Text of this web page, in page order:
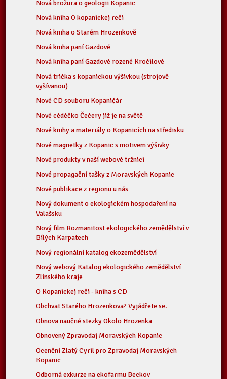
Nová brožura o geologii Kopanic
Nová kniha O kopanickej reči
Nová kniha o Starém Hrozenkově
Nová kniha paní Gazdové
Nová kniha paní Gazdové rozené Kročilové
Nová trička s kopanickou výšivkou (strojově
vyšívanou)
Nové CD souboru Kopaničár
Nové cédéčko Čečery již je na světě
Nové knihy a materiály o Kopanicích na středisku
Nové magnetky z Kopanic s motivem výšivky
Nové produkty v naší webové tržnici
Nové propagační tašky z Moravských Kopanic
Nové publikace z regionu u nás
Nový dokument o ekologickém hospodaření na
Valašsku
Nový film Rozmanitost ekologického zemědělství v
Bílých Karpatech
Nový regionální katalog ekozemědělství
Nový webový Katalog ekologického zemědělství
Zlínského kraje
O Kopanickej reči - kniha s CD
Obchvat Starého Hrozenkova? Vyjádřete se.
Obnova naučné stezky Okolo Hrozenka
Obnovený Zpravodaj Moravských Kopanic
Ocenění Zlatý Cyril pro Zpravodaj Moravských
Kopanic
Odborná exkurze na ekofarmu Beckov